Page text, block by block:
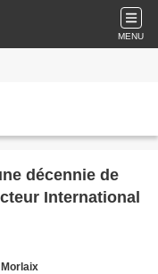
MENU
décennie de
International